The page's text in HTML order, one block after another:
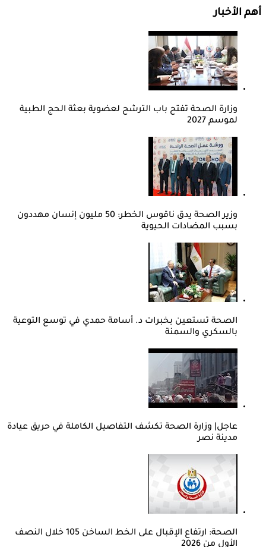
أهم الأخبار
وزارة الصحة تفتح باب الترشح لعضوية بعثة الحج الطبية
لموسم 2027
وزير الصحة يدق ناقوس الخطر: 50 مليون إنسان مهددون
بسبب المضادات الحيوية
الصحة تستعين بخبرات د. أسامة حمدي في توسع التوعية
بالسكري والسمنة
عاجل| وزارة الصحة تكشف التفاصيل الكاملة في حريق عيادة
مدينة نصر
الصحة: ارتفاع الإقبال على الخط الساخن 105 خلال النصف
الأول من 2026